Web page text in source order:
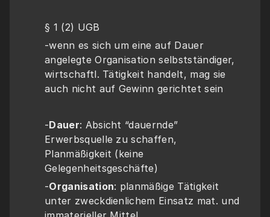
§ 1 (2) UGB
-wenn es sich um eine auf Dauer
angelegte Organisation selbstständiger,
wirtschaftl. Tätigkeit handelt, mag sie
auch nicht auf Gewinn gerichtet sein
-Dauer: Absicht “dauernde”
Erwerbsquelle zu schaffen,
Planmäßigkeit (keine
Gelegenheitsgeschäfte)
-Organisation: planmäßige Tätigkeit
unter zweckdienlichem Einsatz mat. und